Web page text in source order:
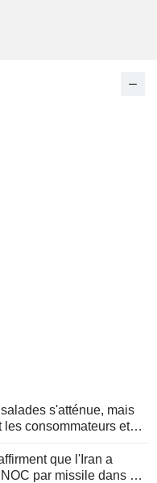
s'atténue, mais
les consommateurs et
que l'Iran a
par missile dans le